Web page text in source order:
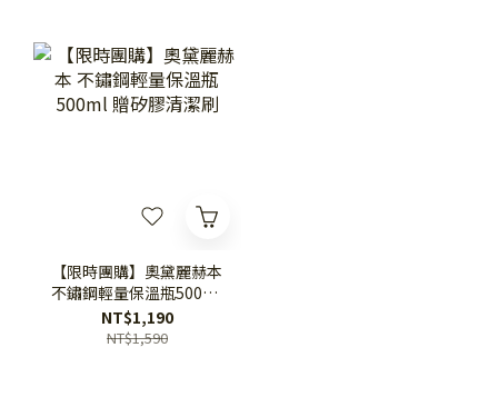
【限時團購】奧黛麗赫本
不鏽鋼輕量保溫瓶500ml
贈矽膠清潔刷
NT$1,190
NT$1,590